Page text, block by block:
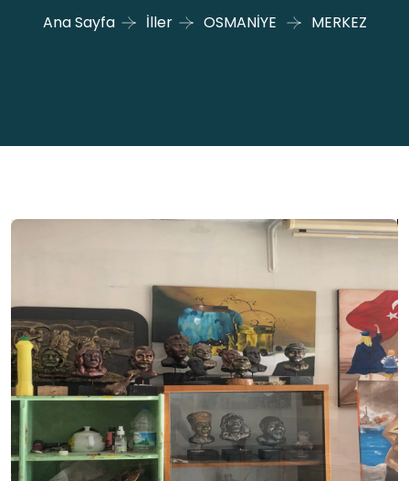
Ana Sayfa İller OSMANİYE MERKEZ